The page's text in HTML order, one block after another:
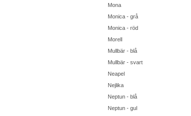
Mona
Monica - grå
Monica - röd
Morell
Mullbär - blå
Mullbär - svart
Neapel
Nejlika
Neptun - blå
Neptun - gul